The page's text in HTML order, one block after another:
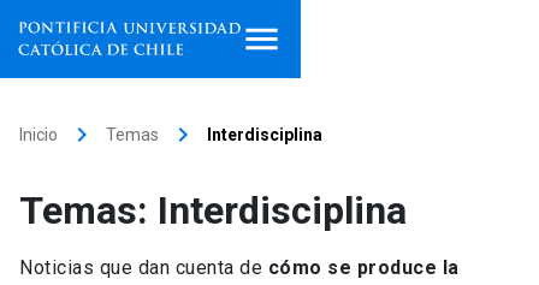
Facultades, escuelas e
institutos
Inicio keyboard_arrow_right Temas keyboard_arrow_right Interdisciplina
Temas: Interdisciplina
Noticias que dan cuenta de cómo se produce la